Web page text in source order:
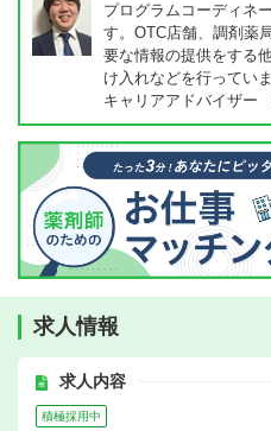
プログラムコーディネ
す。OTC店舗、調剤薬
要な情報の提供をする
け入れなどを行っていま
キャリアアドバイザー
求人情報
求人内容
積極採用中